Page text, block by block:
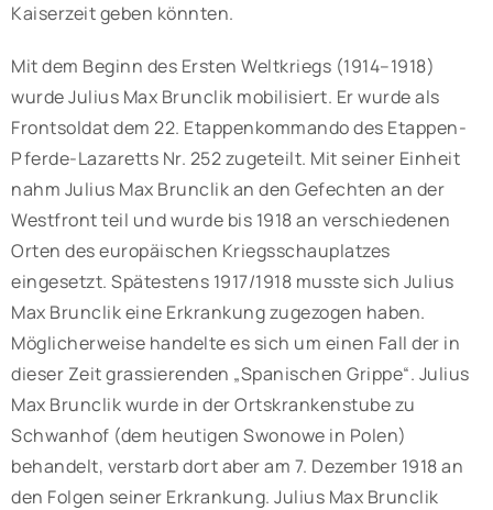
Kaiserzeit geben könnten.
Mit dem Beginn des Ersten Weltkriegs (1914–1918)
wurde Julius Max Brunclik mobilisiert. Er wurde als
Frontsoldat dem 22. Etappenkommando des Etappen-
Pferde-Lazaretts Nr. 252 zugeteilt. Mit seiner Einheit
nahm Julius Max Brunclik an den Gefechten an der
Westfront teil und wurde bis 1918 an verschiedenen
Orten des europäischen Kriegsschauplatzes
eingesetzt. Spätestens 1917/1918 musste sich Julius
Max Brunclik eine Erkrankung zugezogen haben.
Möglicherweise handelte es sich um einen Fall der in
dieser Zeit grassierenden „Spanischen Grippe“. Julius
Max Brunclik wurde in der Ortskrankenstube zu
Schwanhof (dem heutigen Swonowe in Polen)
behandelt, verstarb dort aber am 7. Dezember 1918 an
den Folgen seiner Erkrankung. Julius Max Brunclik